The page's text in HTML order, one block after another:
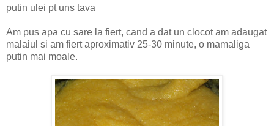
putin ulei pt uns tava
Am pus apa cu sare la fiert, cand a dat un clocot am adaugat
malaiul si am fiert aproximativ 25-30 minute, o mamaliga
putin mai moale.